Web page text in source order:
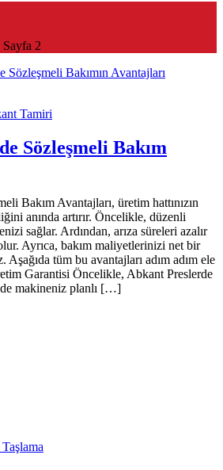
Sayfa 2
Tamiri
Sözleşmeli Bakım
Bakım Avantajları, üretim hattınızın
anında artırır. Öncelikle, düzenli
sağlar. Ardından, arıza süreleri azalır
Ayrıca, bakım maliyetlerinizi net bir
tüm bu avantajları adım adım ele
Garantisi Öncelikle, Abkant Preslerde
makineniz planlı […]